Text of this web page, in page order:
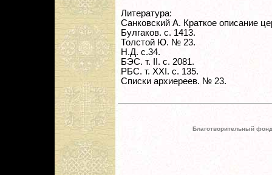
Литература:
Санковский А. Краткое описание
Булгаков. с. 1413.
Толстой Ю. № 23.
Н.Д. с.34.
БЭС. т. II. с. 2081.
РБС. т. XXI. с. 135.
Списки архиереев. № 23.
Благотворительный